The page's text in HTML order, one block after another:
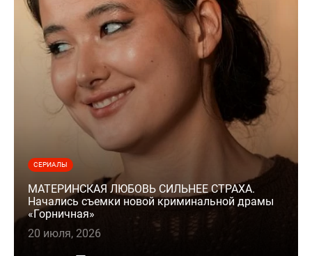
СЕРИАЛЫ
МАТЕРИНСКАЯ ЛЮБОВЬ СИЛЬНЕЕ СТРАХА.
Начались съемки новой криминальной драмы
«Горничная»
20 июля, 2026